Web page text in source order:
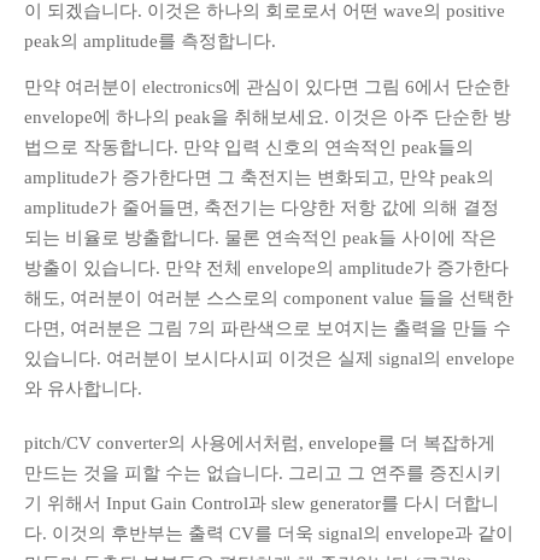
이 되겠습니다. 이것은 하나의 회로로서 어떤 wave의 positive
peak의 amplitude를 측정합니다.
만약 여러분이 electronics에 관심이 있다면 그림 6에서 단순한
envelope에 하나의 peak을 취해보세요. 이것은 아주 단순한 방
법으로 작동합니다. 만약 입력 신호의 연속적인 peak들의
amplitude가 증가한다면 그 축전지는 변화되고, 만약 peak의
amplitude가 줄어들면, 축전기는 다양한 저항 값에 의해 결정
되는 비율로 방출합니다. 물론 연속적인 peak들 사이에 작은
방출이 있습니다. 만약 전체 envelope의 amplitude가 증가한다
해도, 여러분이 여러분 스스로의 component value 들을 선택한
다면, 여러분은 그림 7의 파란색으로 보여지는 출력을 만들 수
있습니다. 여러분이 보시다시피 이것은 실제 signal의 envelope
와 유사합니다.
pitch/CV converter의 사용에서처럼, envelope를 더 복잡하게
만드는 것을 피할 수는 없습니다. 그리고 그 연주를 증진시키
기 위해서 Input Gain Control과 slew generator를 다시 더합니
다. 이것의 후반부는 출력 CV를 더욱 signal의 envelope과 같이